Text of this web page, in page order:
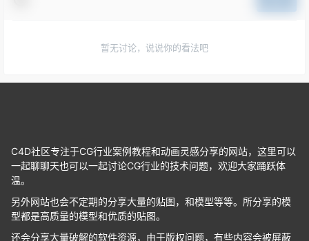
暂无讨论，说说你的看法吧
C4D社区专注于CG行业案例教程和动画灵感分享的网站，这里可以
一起聊聊天也可以一起讨论CG行业的技术问题，欢迎大家踊跃体
温。
另外网站也会不定期的分享大量的贴图，和模型等等。所分享的模
型都是高质量的模型和优质的贴图。
还会分享大量破解的软件资源，由于版权问题，有些内容会被屏蔽